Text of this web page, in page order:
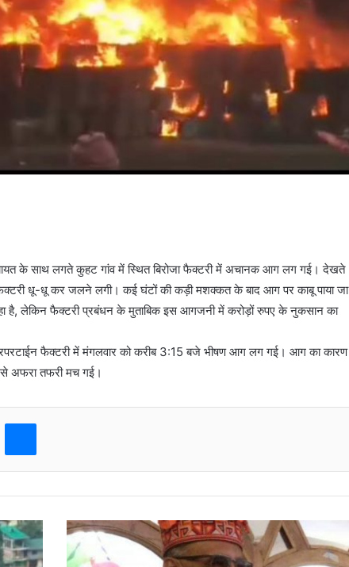
के साथ लगते कुहट गांव में स्थित बिरोजा फैक्टरी में अचानक आग लग गई। देखते
धू-धू कर जलने लगी। कई घंटों की कड़ी मशक्कत के बाद आग पर काबू पाया जा
है, लेकिन फैक्टरी प्रबंधन के मुताबिक इस आगजनी में करोड़ों रुपए के नुकसान का
फैक्टरी में मंगलवार को करीब 3:15 बजे भीषण आग लग गई। आग का कारण
से अफरा तफरी मच गई।